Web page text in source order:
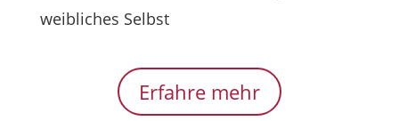
weibliches Selbst
Erfahre mehr